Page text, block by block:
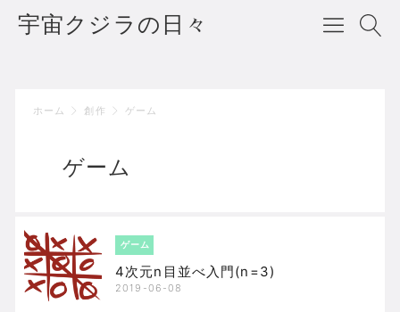
宇宙クジラの日々
ホーム 創作 ゲーム
ゲーム
ゲーム
4次元n目並べ入門(n=3)
2019-06-08